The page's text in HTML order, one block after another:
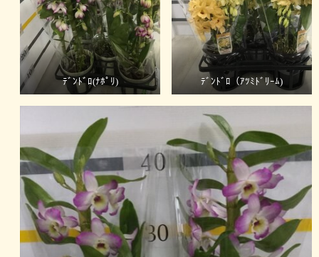
ﾃﾞﾝﾄﾞﾛ(ﾅﾎﾟﾘ) ﾃﾞﾝﾄﾞﾛ（ｱﾂﾐﾄﾞﾘｰﾑ)